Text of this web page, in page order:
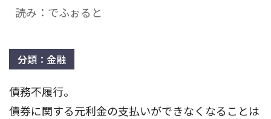
読み：でふぉると
分類：金融
債務不履行。
債券に関する元利金の支払いができなくなることは